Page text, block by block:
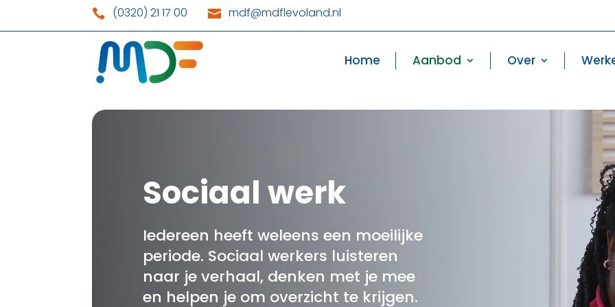
 (0320) 21 17 00  mdf@mdflevoland.nl
Home Aanbod Over
Sociaal werk
Iedereen heeft weleens een moeilijke
periode. Sociaal werkers luisteren
naar je verhaal, denken met je mee
en helpen je om overzicht te krijgen.